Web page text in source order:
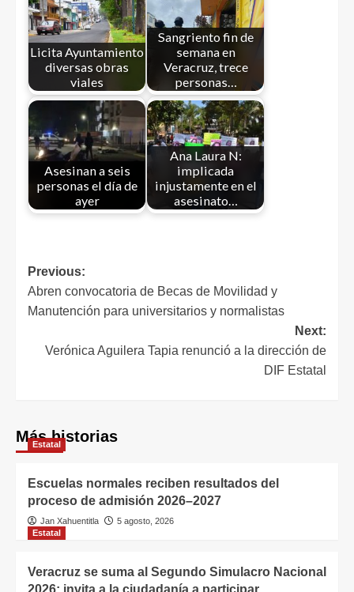
Licita Ayuntamiento
diversas obras
viales
Sangriento fin de
semana en
Veracruz, trece
personas…
Asesinan a seis
personas el día de
ayer
Ana Laura N:
implicada
injustamente en el
asesinato…
Previous:
Abren convocatoria de Becas de Movilidad y
Manutención para universitarios y normalistas
Next:
Verónica Aguilera Tapia renunció a la dirección de
DIF Estatal
Más historias
Estatal
Escuelas normales reciben resultados del
proceso de admisión 2026–2027
Jan Xahuentitla
5 agosto, 2026
Estatal
Veracruz se suma al Segundo Simulacro Nacional
2026; invita a la ciudadanía a participar